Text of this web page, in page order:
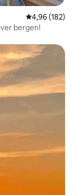
4,96 av 5 i
4,96 (182)
bergen!